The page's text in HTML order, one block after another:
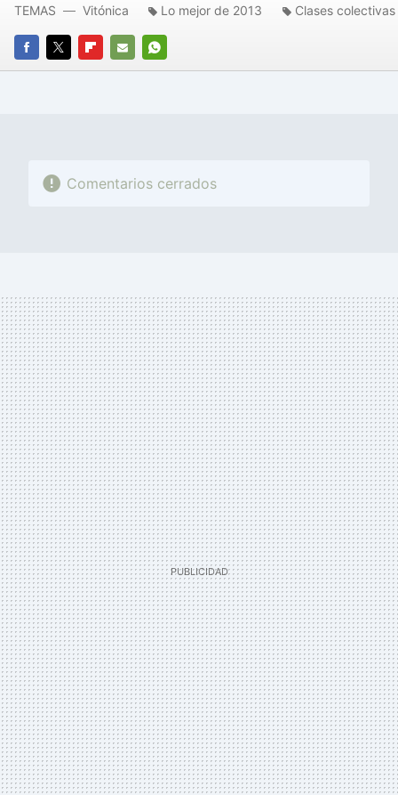
FACEBOOK
TWITTERFLIPBOARD
E-
WHATSAPP
TEMAS Vitónica Lo mejor de 2013 Clases colectivas
Comentarios cerrados